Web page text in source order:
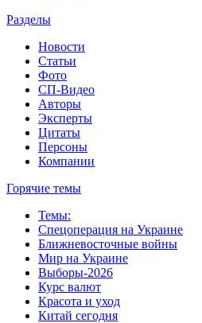
Разделы
Новости
Статьи
Фото
СП-Видео
Авторы
Эксперты
Цитаты
Персоны
Компании
Горячие темы
Темы:
Спецоперация на Украине
Ближневосточные войны
Мир на Украине
Выборы-2026
Курс валют
Красота и уход
Китай сегодня